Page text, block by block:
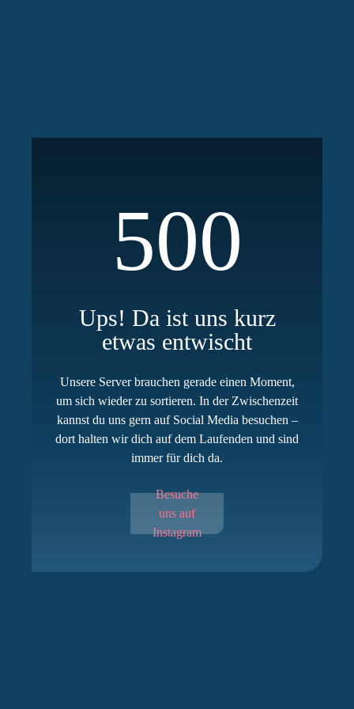
500
Ups! Da ist uns kurz
etwas entwischt
Unsere Server brauchen gerade einen Moment,
um sich wieder zu sortieren. In der Zwischenzeit
kannst du uns gern auf Social Media besuchen –
dort halten wir dich auf dem Laufenden und sind
immer für dich da.
Besuche
uns auf
Instagram